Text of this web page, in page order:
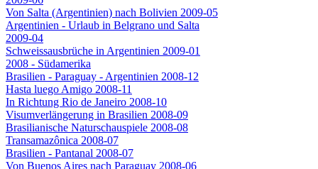
Von Salta (Argentinien) nach Bolivien 2009-05
Argentinien - Urlaub in Belgrano und Salta
2009-04
Schweissausbrüche in Argentinien 2009-01
2008 - Südamerika
Brasilien - Paraguay - Argentinien 2008-12
Hasta luego Amigo 2008-11
In Richtung Rio de Janeiro 2008-10
Visumverlängerung in Brasilien 2008-09
Brasilianische Naturschauspiele 2008-08
Transamazônica 2008-07
Brasilien - Pantanal 2008-07
Von Buenos Aires nach Paraguay 2008-06